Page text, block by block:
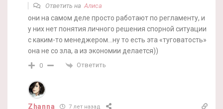
Ответить наАлиса
они на самом деле просто работают по регламенту, и
у них нет понятия личного решения спорной ситуации
с каким-то менеджером…ну то есть эта «туговатость»
она не со зла, а из экономии делается))
0 Ответить
Zhanna 7 лет назад